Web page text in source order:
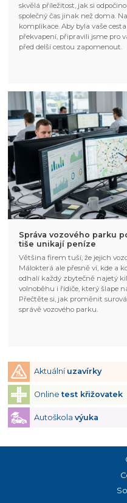
skvělá příležitost, jak si
společný čas jinak než doma.
komplikace. Aby byla vaše
překvapení, připravili jsme pro
před delší cestou zapomenout.
Správa vozového parku
tiše unikají peníze
Většina firem tuší, že jejich
Málokterá ale přesně ví, kde a
odhalí každý zbytečně najetý
volnoběhu i řidiče, který šlape
Přečtěte si, jak proměnit
správě vozového parku.
Aktuální uzavírky
Onlinetest křižovatek
Autoškola výuka